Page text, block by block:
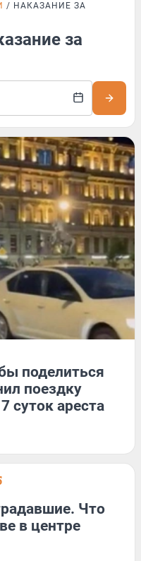
НАКАЗАНИЕ ЗА
за
поделиться
поездку
суток ареста
Что
в центре